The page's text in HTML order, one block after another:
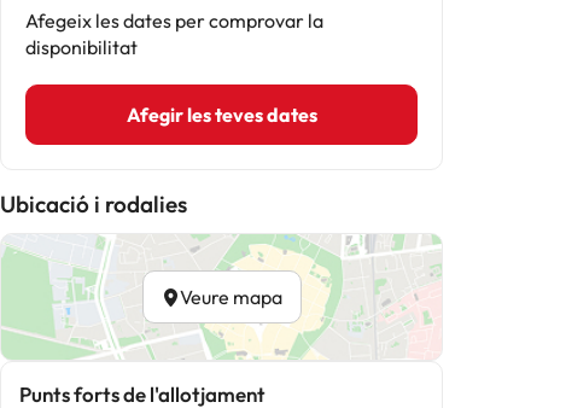
Afegeix les dates per comprovar la
disponibilitat
Afegir les teves dates
Ubicació i rodalies
Veure mapa
Punts forts de l'allotjament